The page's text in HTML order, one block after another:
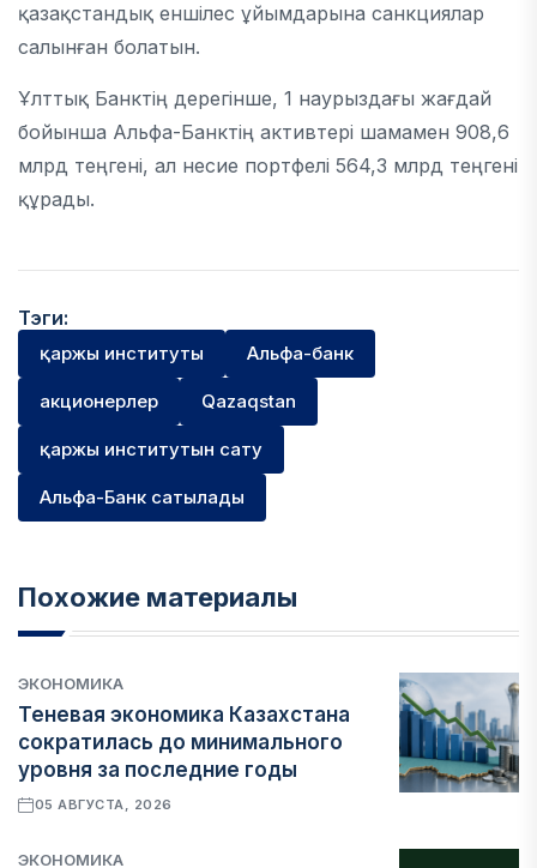
қазақстандық еншілес ұйымдарына санкциялар
салынған болатын.
Ұлттық Банктің дерегінше, 1 наурыздағы жағдай
бойынша Альфа-Банктің активтері шамамен 908,6
млрд теңгені, ал несие портфелі 564,3 млрд теңгені
құрады.
Тэги:
қаржы институты Альфа-банк
акционерлер Qazaqstan
қаржы институтын сату
Альфа-Банк сатылады
Похожие материалы
ЭКОНОМИКА
Теневая экономика Казахстана
сократилась до минимального
уровня за последние годы
05 АВГУСТА, 2026
ЭКОНОМИКА